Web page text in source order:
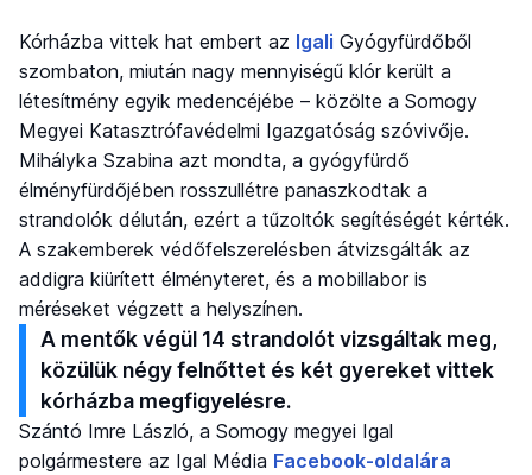
Kórházba vittek hat embert az Igali Gyógyfürdőből
szombaton, miután nagy mennyiségű klór került a
létesítmény egyik medencéjébe – közölte a Somogy
Megyei Katasztrófavédelmi Igazgatóság szóvivője.
Mihályka Szabina azt mondta, a gyógyfürdő
élményfürdőjében rosszullétre panaszkodtak a
strandolók délután, ezért a tűzoltók segítéségét kérték.
A szakemberek védőfelszerelésben átvizsgálták az
addigra kiürített élményteret, és a mobillabor is
méréseket végzett a helyszínen.
A mentők végül 14 strandolót vizsgáltak meg,
közülük négy felnőttet és két gyereket vittek
kórházba megfigyelésre.
Szántó Imre László, a Somogy megyei Igal
polgármestere az Igal Média Facebook-oldalára